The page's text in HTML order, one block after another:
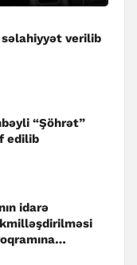
səlahiyyət verilib
“Şöhrət”
edilib
idarə